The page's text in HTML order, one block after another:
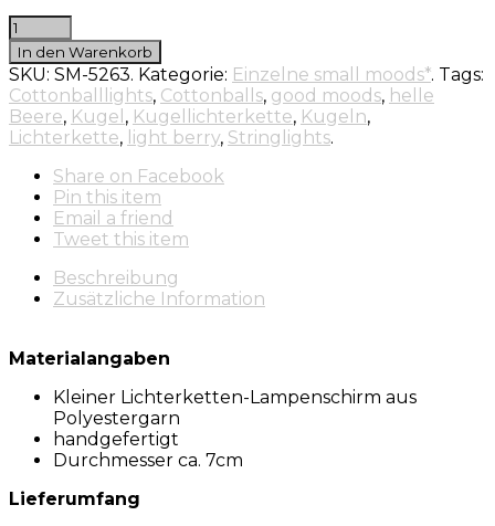
In den Warenkorb
SKU: SM-5263. Kategorie: Einzelne small moods*. Tags:
Cottonballlights, Cottonballs, good moods, helle
Beere, Kugel , Kugellichterkette, Kugeln,
Lichterkette, light berry, Stringlights.
Share on Facebook
Pin this item
Email a friend
Tweet this item
Beschreibung
Zusätzliche Information
Materialangaben
Kleiner Lichterketten-Lampenschirm aus
Polyestergarn
handgefertigt
Durchmesser ca. 7cm
Lieferumfang